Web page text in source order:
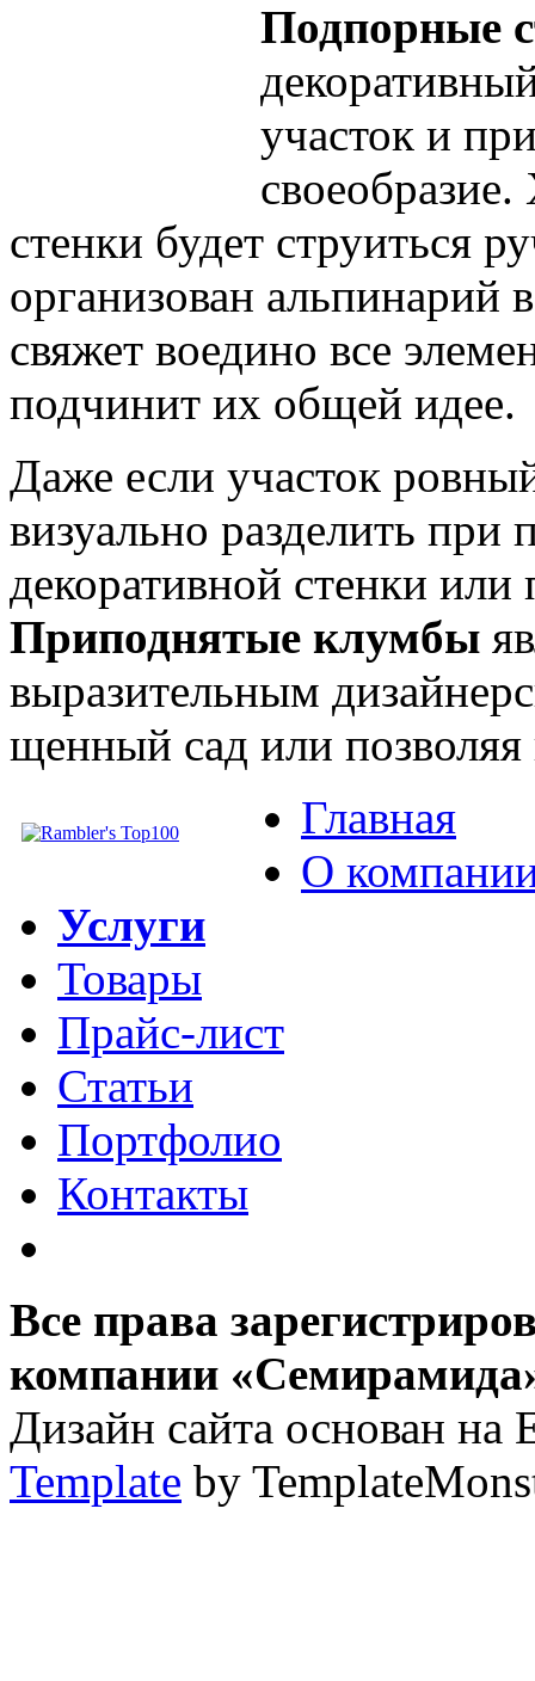
Подпорные
участок и
стенки будет струиться
организован альпинарий
свяжет воедино все
подчинит их общей идее.
Даже если участок
визуально разделить
декоративной стенки
Приподнятые клумбы
выразительным
щенный сад или
Главная
О
Услуги
Товары
Прайс-лист
Статьи
Портфолио
Контакты
Все права
компании
Дизайн сайта основан
Template by